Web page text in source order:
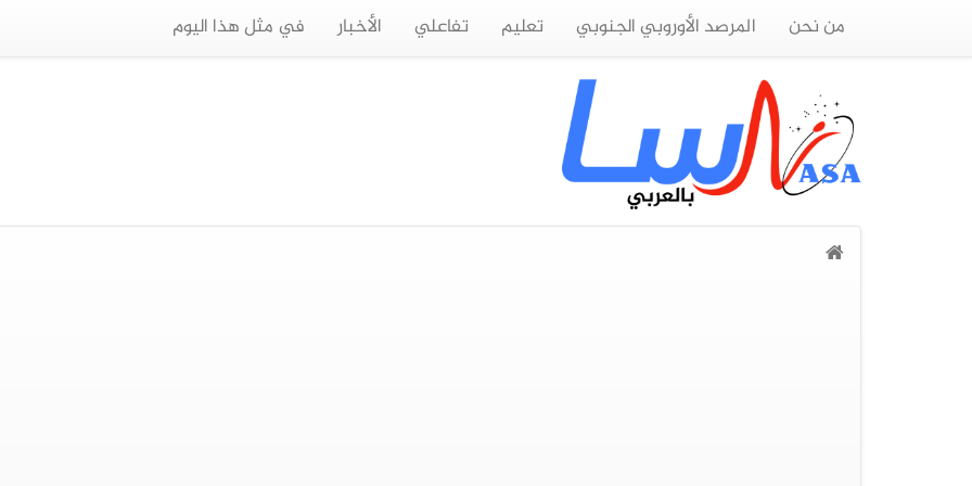
من نحن المرصد الأوروبي الجنوبي تعليم تفاعلي الأخبار في مثل هذا اليوم